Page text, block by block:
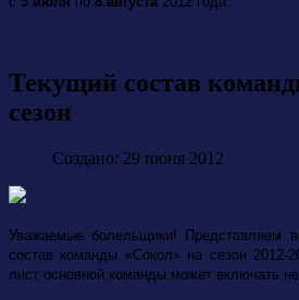
Текущий состав
сезон
Создано: 29 июня 2012
Уважаемые болельщики! Представляем
состав команды «Сокол» на сезон 2012-
лист основной команды может включать